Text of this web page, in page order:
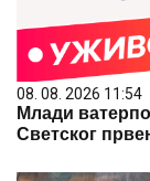
08. 08. 2026 11:54
Млади
Светског